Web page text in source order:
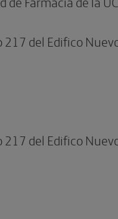
del Edifico
del Edifico